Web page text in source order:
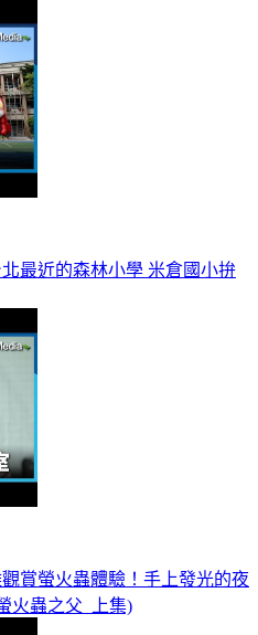
最近的森林小學 米倉國小拚
賞螢火蟲體驗！手上發光的夜
火蟲之父_上集)